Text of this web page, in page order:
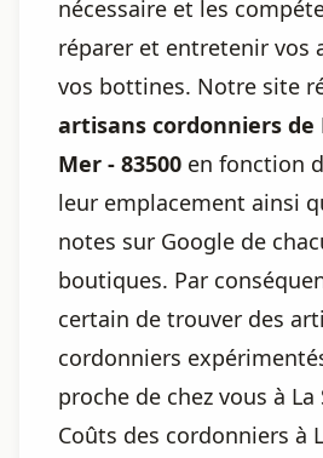
nécessaire et les
réparer et entretenir vos
vos bottines. Notre site
artisans cordonniers de
Mer - 83500 en fonction
leur emplacement ainsi
notes sur Google de
boutiques. Par
certain de trouver des
cordonniers
proche de chez vous à La
Coûts des cordonniers à